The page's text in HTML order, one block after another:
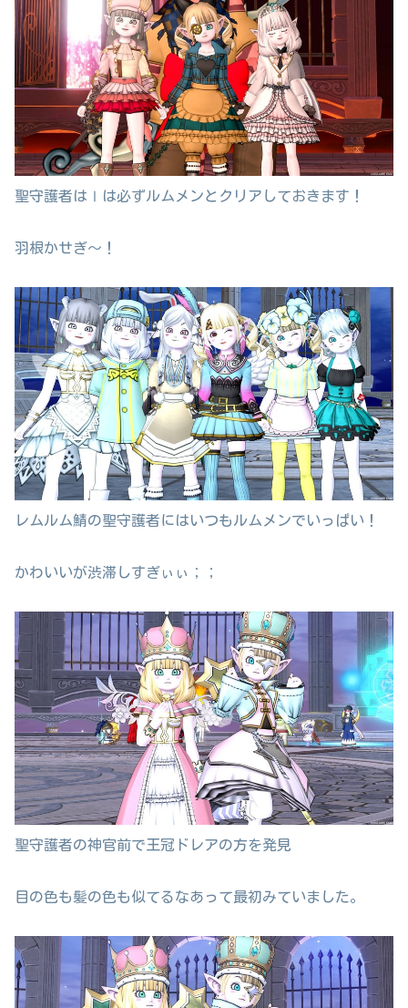
聖守護者はⅠは必ずルムメンとクリアしておきます！
羽根かせぎ～！
レムルム鯖の聖守護者にはいつもルムメンでいっぱい！
かわいいが渋滞しすぎぃぃ；；
聖守護者の神官前で王冠ドレアの方を発見
目の色も髪の色も似てるなあって最初みていました。